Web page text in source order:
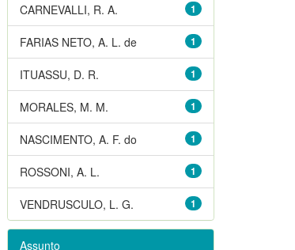
1
CARNEVALLI, R. A.
1
FARIAS NETO, A. L. de
1
ITUASSU, D. R.
1
MORALES, M. M.
1
NASCIMENTO, A. F. do
1
ROSSONI, A. L.
1
VENDRUSCULO, L. G.
Assunto